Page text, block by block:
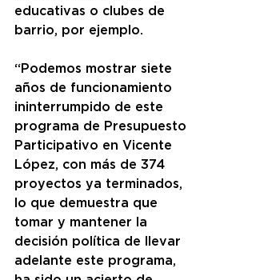
educativas o clubes de
barrio, por ejemplo.
“Podemos mostrar siete
años de funcionamiento
ininterrumpido de este
programa de Presupuesto
Participativo en Vicente
López, con más de 374
proyectos ya terminados,
lo que demuestra que
tomar y mantener la
decisión política de llevar
adelante este programa,